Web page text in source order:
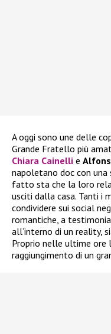
A oggi sono une delle
Grande Fratello più
Chiara Cainelli e
napoletano doc con
fatto sta che la loro
usciti dalla casa. Tanti i
condividere sui social
romantiche, a
all’interno di un reality,
Proprio nelle ultime ore
raggiungimento di un